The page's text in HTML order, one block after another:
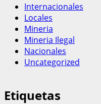
Internacionales
Locales
Mineria
Mineria Ilegal
Nacionales
Uncategorized
Etiquetas